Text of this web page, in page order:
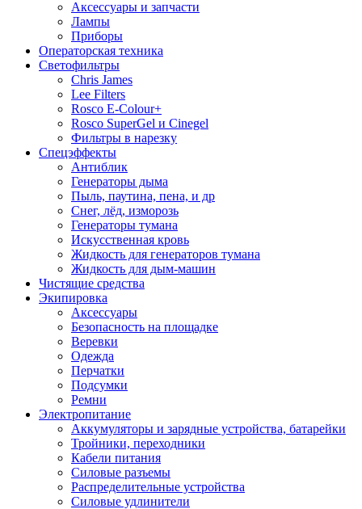
Аксессуары и запчасти
Лампы
Приборы
Операторская техника
Светофильтры
Chris James
Lee Filters
Rosco E-Colour+
Rosco SuperGel и Cinegel
Фильтры в нарезку
Спецэффекты
Антиблик
Генераторы дыма
Пыль, паутина, пена, и др
Снег, лёд, изморозь
Генераторы тумана
Искусственная кровь
Жидкость для генераторов тумана
Жидкость для дым-машин
Чистящие средства
Экипировка
Аксессуары
Безопасность на площадке
Веревки
Одежда
Перчатки
Подсумки
Ремни
Электропитание
Аккумуляторы и зарядные устройства, батарейки
Тройники, переходники
Кабели питания
Силовые разъемы
Распределительные устройства
Силовые удлинители